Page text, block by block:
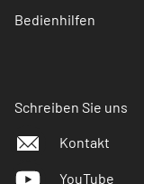
Bedienhilfen
Schreiben Sie uns
Kontakt
YouTube